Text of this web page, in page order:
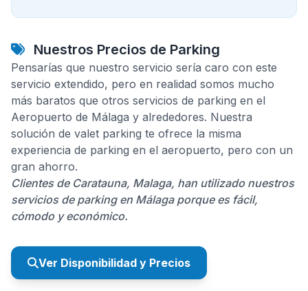
Nuestros Precios de Parking
Pensarías que nuestro servicio sería caro con este
servicio extendido, pero en realidad somos mucho
más baratos que otros servicios de parking en el
Aeropuerto de Málaga y alrededores. Nuestra
solución de valet parking te ofrece la misma
experiencia de parking en el aeropuerto, pero con un
gran ahorro.
Clientes de Caratauna, Malaga, han utilizado nuestros
servicios de parking en Málaga porque es fácil,
cómodo y económico.
Ver Disponibilidad y Precios